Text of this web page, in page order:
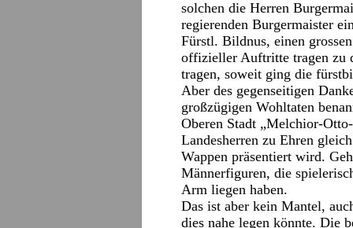
solchen die Herren
regierenden Burgermaister
Fürstl. Bildnus, einen
offizieller Auftritte tragen zu
tragen, soweit ging die
Aber des gegenseitigen
großzügigen Wohltaten
Oberen Stadt „Melchior-
Landesherren zu Ehren
Wappen präsentiert wird.
Männerfiguren, die
Arm liegen haben.
Das ist aber kein Mantel,
dies nahe legen könnte. Die